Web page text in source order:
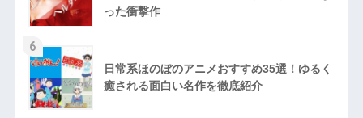
った衝撃作
6
日常系ほのぼのアニメおすすめ35選！ゆるく
癒される面白い名作を徹底紹介